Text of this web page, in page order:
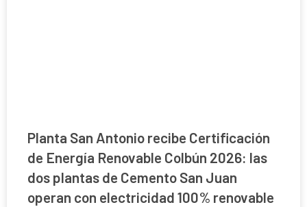
Planta San Antonio recibe Certificación
de Energía Renovable Colbún 2026: las
dos plantas de Cemento San Juan
operan con electricidad 100% renovable